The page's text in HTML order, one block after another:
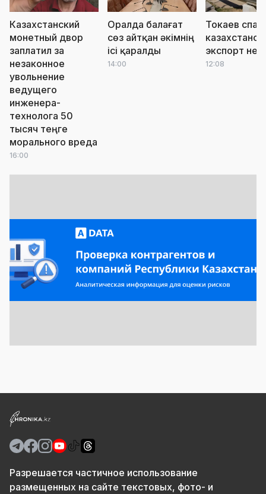
Казахстанский
монетный двор
заплатил за
незаконное
увольнение
ведущего
инженера-
технолога 50
тысяч теңге
морального вреда
16:00
Оралда балағат
сөз айтқан әкімнің
ісі қаралды
14:00
Токаев спас
экспорт
12:08
Разрешается частичное использование
размещенных на сайте текстовых, фото- и